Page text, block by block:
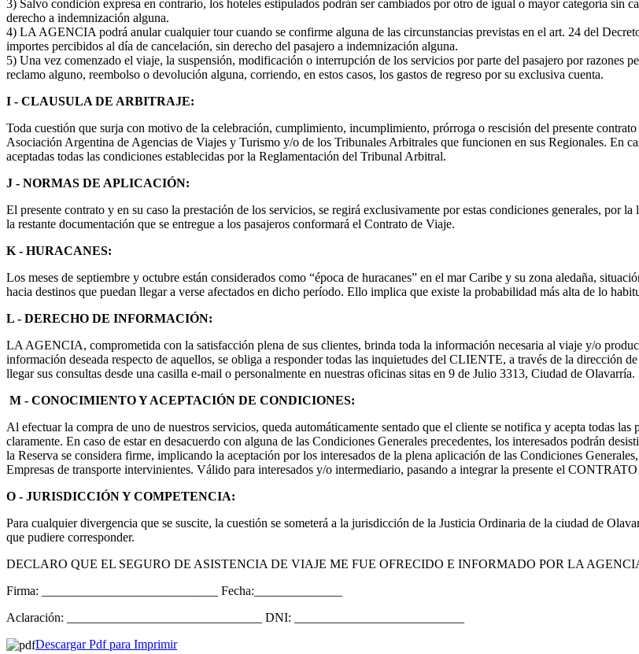
3) Salvo condición expresa en contrario, los hoteles estipulados podrán ser cambiados por otro de igual o mayor categoría sin
derecho a indemnización alguna.
4) LA AGENCIA podrá anular cualquier tour cuando se confirme alguna de las circunstancias previstas en el art. 24 del
importes percibidos al día de cancelación, sin derecho del pasajero a indemnización alguna.
5) Una vez comenzado el viaje, la suspensión, modificación o interrupción de los servicios por parte del pasajero por razones
reclamo alguno, reembolso o devolución alguna, corriendo, en estos casos, los gastos de regreso por su exclusiva cuenta.
I - CLAUSULA DE ARBITRAJE:
Toda cuestión que surja con motivo de la celebración, cumplimiento, incumplimiento, prórroga o rescisión del presente
Asociación Argentina de Agencias de Viajes y Turismo y/o de los Tribunales Arbitrales que funcionen en sus Regionales. En
aceptadas todas las condiciones establecidas por la Reglamentación del Tribunal Arbitral.
J - NORMAS DE APLICACIÓN:
El presente contrato y en su caso la prestación de los servicios, se regirá exclusivamente por estas condiciones generales, por
la restante documentación que se entregue a los pasajeros conformará el Contrato de Viaje.
K - HURACANES:
Los meses de septiembre y octubre están considerados como “época de huracanes” en el mar Caribe y su zona aledaña,
hacia destinos que puedan llegar a verse afectados en dicho período. Ello implica que existe la probabilidad más alta de lo
L - DERECHO DE INFORMACIÓN:
LA AGENCIA, comprometida con la satisfacción plena de sus clientes, brinda toda la información necesaria al viaje y/o
información deseada respecto de aquellos, se obliga a responder todas las inquietudes del CLIENTE, a través de la dirección
llegar sus consultas desde una casilla e-mail o personalmente en nuestras oficinas sitas en 9 de Julio 3313, Ciudad de Olavarría.
M - CONOCIMIENTO Y ACEPTACIÓN DE CONDICIONES:
Al efectuar la compra de uno de nuestros servicios, queda automáticamente sentado que el cliente se notifica y acepta todas
claramente. En caso de estar en desacuerdo con alguna de las Condiciones Generales precedentes, los interesados podrán
la Reserva se considera firme, implicando la aceptación por los interesados de la plena aplicación de las Condiciones
Empresas de transporte intervinientes. Válido para interesados y/o intermediario, pasando a integrar la presente el
O - JURISDICCIÓN Y COMPETENCIA:
Para cualquier divergencia que se suscite, la cuestión se someterá a la jurisdicción de la Justicia Ordinaria de la ciudad de
que pudiere corresponder.
DECLARO QUE EL SEGURO DE ASISTENCIA DE VIAJE ME FUE OFRECIDO E INFORMADO POR LA
Firma: ____________________________ Fecha:______________
Aclaración: _______________________________ DNI: ___________________________
Descargar Pdf para Imprimir